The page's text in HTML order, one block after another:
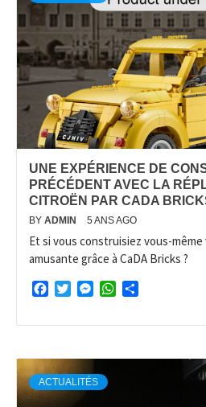
UNE EXPÉRIENCE DE
PRÉCÉDENT AVEC LA
CITROËN PAR CADA
BY ADMIN 5 ANS AGO
Et si vous construisiez vous-
amusante grâce à CaDA Bricks ?
FacebookTwitterMessengerWhatsApp
ACTUALITÉS